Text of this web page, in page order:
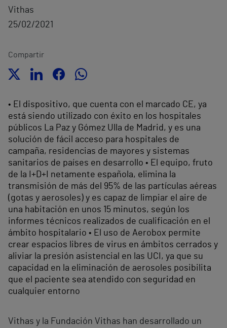
Vithas
25/02/2021
Compartir
• El dispositivo, que cuenta con el marcado CE, ya
está siendo utilizado con éxito en los hospitales
públicos La Paz y Gómez Ulla de Madrid, y es una
solución de fácil acceso para hospitales de
campaña, residencias de mayores y sistemas
sanitarios de países en desarrollo • El equipo, fruto
de la I+D+I netamente española, elimina la
transmisión de más del 95% de las partículas aéreas
(gotas y aerosoles) y es capaz de limpiar el aire de
una habitación en unos 15 minutos, según los
informes técnicos realizados de cualificación en el
ámbito hospitalario • El uso de Aerobox permite
crear espacios libres de virus en ámbitos cerrados y
aliviar la presión asistencial en las UCI, ya que su
capacidad en la eliminación de aerosoles posibilita
que el paciente sea atendido con seguridad en
cualquier entorno
Vithas y la Fundación Vithas han desarrollado un